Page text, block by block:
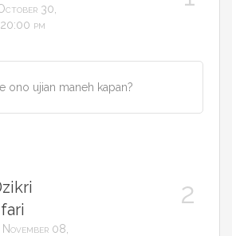
30,
pm
ono ujian maneh kapan?
08,